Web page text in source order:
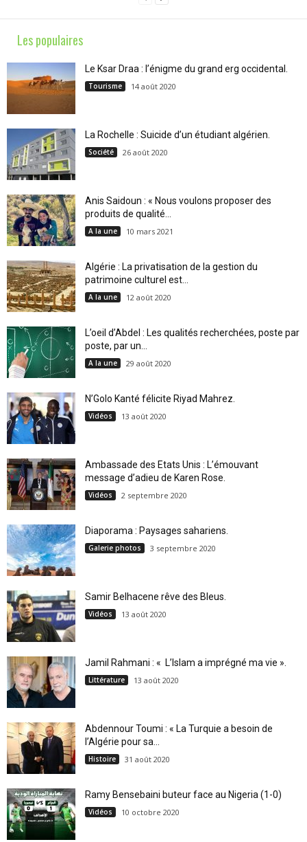
Les populaires
Le Ksar Draa : l’énigme du grand erg occidental.
Tourisme 14 août 2020
La Rochelle : Suicide d’un étudiant algérien.
Société 26 août 2020
Anis Saidoun : « Nous voulons proposer des
produits de qualité...
A la une 10 mars 2021
Algérie : La privatisation de la gestion du
patrimoine culturel est...
A la une 12 août 2020
L’oeil d’Abdel : Les qualités recherchées, poste par
poste, par un...
A la une 29 août 2020
N’Golo Kanté félicite Riyad Mahrez.
Vidéos 13 août 2020
Ambassade des Etats Unis : L’émouvant
message d’adieu de Karen Rose.
Vidéos 2 septembre 2020
Diaporama : Paysages sahariens.
Galerie photos 3 septembre 2020
Samir Belhacene rêve des Bleus.
Vidéos 13 août 2020
Jamil Rahmani : « L’Islam a imprégné ma vie ».
Littérature 13 août 2020
Abdennour Toumi : « La Turquie a besoin de
l’Algérie pour sa...
Histoire 31 août 2020
Ramy Bensebaini buteur face au Nigeria (1-0)
Vidéos 10 octobre 2020